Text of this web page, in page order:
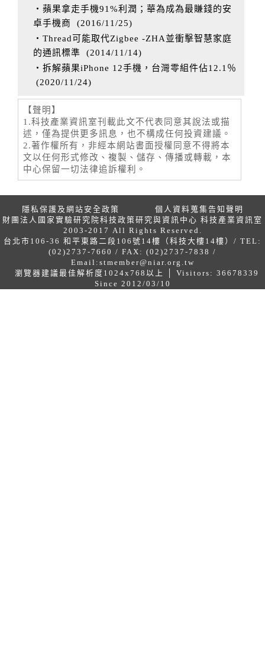
‧蘋果拿走手機91%利潤；華為成為最賺錢的安
卓手機商
(2016/11/25)
‧Thread可能取代Zigbee -ZHA並衝擊智慧家庭
的通訊標準 (2014/11/14)
‧拆解蘋果iPhone 12手機，台灣零組件佔12.1％
(2020/11/24)
【聲明】
1.科技產業資訊室刊載此文不代表同意其說法或描
述，僅為提供更多訊息，也不構成任何投資建議。
2.著作權所有，非經本網站書面授權同意不得將本
文以任何形式修改、複製、儲存、傳播或轉載，本
中心保留一切法律追訴權利。
隱私保護及網站安全政策
個人資料蒐集告知聲明
財團法人國家實驗研究院科技政策研究與資訊中心 科技產業資訊室
2003-2017 All Rights Reserved.
台北市106-36 和平東路二段106號14樓（科技大樓14樓）/ TEL:
(02)2737-7660 / FAX: (02)2737-7838 /
Email: stmember@niar.org.tw
瀏覽器建議最佳解析度1024x768以上 │ Visitors: 36678339
Since 2012/03/10